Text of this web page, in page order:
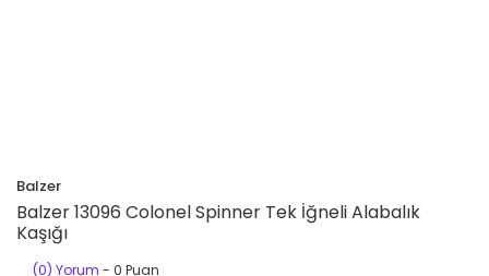
Balzer
Balzer 13096 Colonel Spinner Tek İğneli Alabalık
Kaşığı
(0) Yorum - 0 Puan